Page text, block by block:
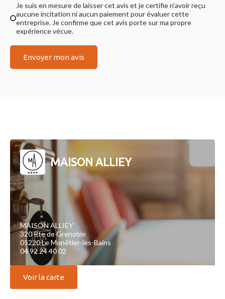
Je suis en mesure de laisser cet avis et je certifie n'avoir reçu
aucune incitation ni aucun paiement pour évaluer cette
entreprise. Je confirme que cet avis porte sur ma propre
expérience vécue.
Envoyer mon avis
MAISON ALLIEY
MAISON ALLIEY
320 Rte de Grenoble
05220 Le Monêtier-les-Bains
04 92 24 40 02
Voir la carte